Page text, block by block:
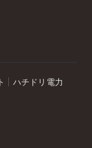
ハチドリ電力